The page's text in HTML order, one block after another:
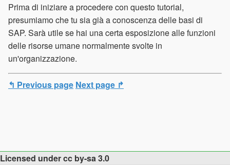
Prima di iniziare a procedere con questo tutorial,
presumiamo che tu sia già a conoscenza delle basi di
SAP. Sarà utile se hai una certa esposizione alle funzioni
delle risorse umane normalmente svolte in
un'organizzazione.
↰ Previous page Next page ↱
Licensed under cc by-sa 3.0